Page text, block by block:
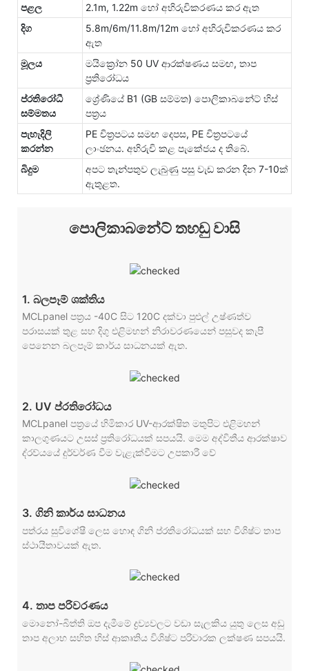
පළල
2.1m, 1.22m හෝ අභිරුචිකරණය කර ඇත
දිග
5.8m/6m/11.8m/12m හෝ අභිරුචිකරණය කර
ඇත
මූලය
මයික්‍රෝන 50 UV ආරක්ෂණය සමඟ, තාප
ප්‍රතිරෝධය
ප්රතිරෝධී
සම්මතය
ශ්‍රේණියේ B1 (GB සම්මත) පොලිකාබනේට් හිස්
පත්‍රය
පැහැදිලි
කරන්න
PE චිත්‍රපටය සමඟ දෙපස, ​​PE චිත්‍රපටයේ
ලාංඡනය. අභිරුචි කළ පැකේජය ද තිබේ.
බිදුම
අපට තැන්පතුව ලැබුණු පසු වැඩ කරන දින 7-10ක්
ඇතුළත.
පොලිකාබනේට් තහඩු වාසි
1. බලපෑම් ශක්තිය
MCLpanel පත්‍රය -40C සිට 120C දක්වා පුළුල් උෂ්ණත්ව
පරාසයක් තුළ සහ දිගු එළිමහන් නිරාවරණයෙන් පසුවද කැපී
පෙනෙන බලපෑම් කාර්ය සාධනයක් ඇත.
2. UV ප්රතිරෝධය
MCLpanel පත්‍රයේ හිමිකාර UV-ආරක්ෂිත මතුපිට එළිමහන්
කාලගුණයට උසස් ප්‍රතිරෝධයක් සපයයි. මෙම අද්විතීය ආරක්ෂාව
ද්රව්යයේ දුර්වර්ණ වීම වැළැක්වීමට උපකාරී වේ
3. ගිනි කාර්ය සාධනය
පත්රය සුවිශේෂී ලෙස හොඳ ගිනි ප්රතිරෝධයක් සහ විශිෂ්ට තාප
ස්ථායීතාවයක් ඇත.
4. තාප පරිවරණය
මොනෝ-බිත්ති ඔප දැමීමේ ද්‍රව්‍යවලට වඩා සැලකිය යුතු ලෙස අඩු
තාප අලාභ සහිත හිස් ආකෘතිය විශිෂ්ට පරිවාරක ලක්ෂණ සපයයි.